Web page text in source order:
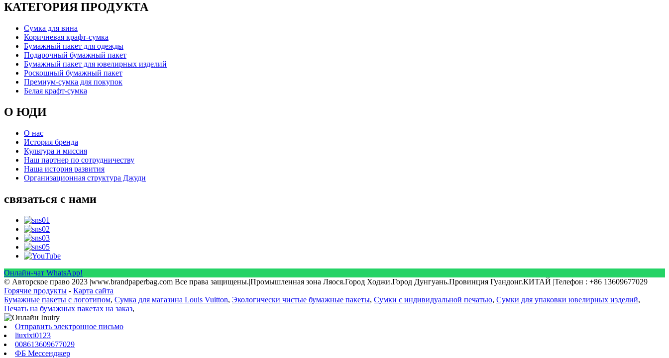
КАТЕГОРИЯ ПРОДУКТА
Сумка для вина
Коричневая крафт-сумка
Бумажный пакет для одежды
Подарочный бумажный пакет
Бумажный пакет для ювелирных изделий
Роскошный бумажный пакет
Премиум-сумка для покупок
Белая крафт-сумка
О ЮДИ
О нас
История бренда
Культура и миссия
Наш партнер по сотрудничеству
Наша история развития
Организационная структура Джуди
связаться с нами
Онлайн-чат WhatsApp!
© Авторское право 2023 |www.brandpaperbag.com Все права защищены.|Промышленная зона Ляося.Город Ходжи.Город Дунгуань.Провинция Гуандонг.КИТАЙ |Телефон : +86 13609677029
Горячие продукты - Карта сайта
Бумажные пакеты с логотипом, Сумка для магазина Louis Vuitton, Экологически чистые бумажные пакеты, Сумки с индивидуальной печатью, Сумки для упаковки ювелирных изделий,
Печать на бумажных пакетах на заказ,
Отправить электронное письмо
liuxixi0123
008613609677029
ФБ Мессенджер